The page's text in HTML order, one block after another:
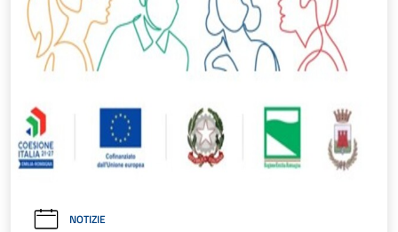
NOTIZIE